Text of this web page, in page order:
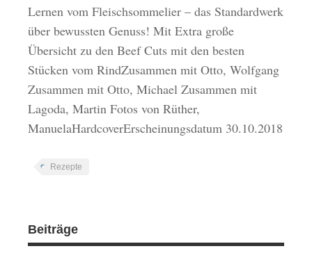
Lernen vom Fleischsommelier – das Standardwerk
über bewussten Genuss! Mit Extra große
Übersicht zu den Beef Cuts mit den besten
Stücken vom RindZusammen mit Otto, Wolfgang
Zusammen mit Otto, Michael Zusammen mit
Lagoda, Martin Fotos von Rüther,
ManuelaHardcoverErscheinungsdatum 30.10.2018
Rezepte
Beiträge